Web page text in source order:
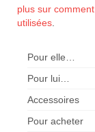
plus sur
utilisées
Pour elle…
Pour lui…
Accessoires
Pour acheter